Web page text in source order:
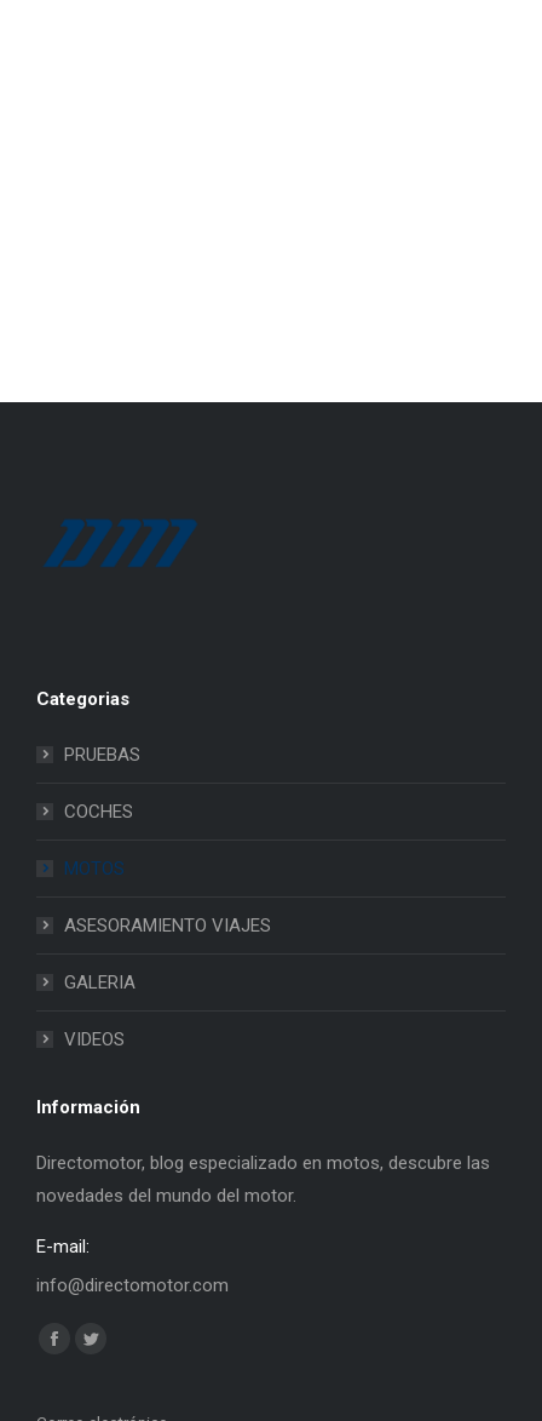
Categorias
PRUEBAS
COCHES
MOTOS
ASESORAMIENTO VIAJES
GALERIA
VIDEOS
Información
Directomotor, blog especializado en motos, descubre las
novedades del mundo del motor.
E-mail:
info@directomotor.com
Find us on:
Facebook
opens
Twitter
opens